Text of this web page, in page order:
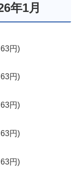
年1月
円)
円)
円)
円)
円)